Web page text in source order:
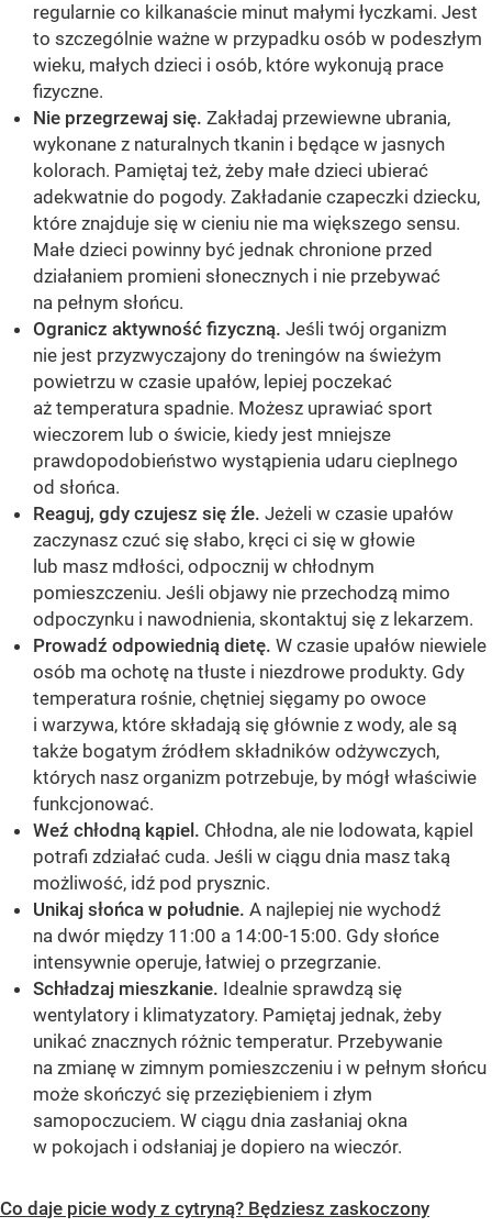
regularnie co kilkanaście minut małymi łyczkami. Jest
to szczególnie ważne w przypadku osób w podeszłym
wieku, małych dzieci i osób, które wykonują prace
fizyczne.
Nie przegrzewaj się. Zakładaj przewiewne ubrania,
wykonane z naturalnych tkanin i będące w jasnych
kolorach. Pamiętaj też, żeby małe dzieci ubierać
adekwatnie do pogody. Zakładanie czapeczki dziecku,
które znajduje się w cieniu nie ma większego sensu.
Małe dzieci powinny być jednak chronione przed
działaniem promieni słonecznych i nie przebywać
na pełnym słońcu.
Ogranicz aktywność fizyczną. Jeśli twój organizm
nie jest przyzwyczajony do treningów na świeżym
powietrzu w czasie upałów, lepiej poczekać
aż temperatura spadnie. Możesz uprawiać sport
wieczorem lub o świcie, kiedy jest mniejsze
prawdopodobieństwo wystąpienia udaru cieplnego
od słońca.
Reaguj, gdy czujesz się źle. Jeżeli w czasie upałów
zaczynasz czuć się słabo, kręci ci się w głowie
lub masz mdłości, odpocznij w chłodnym
pomieszczeniu. Jeśli objawy nie przechodzą mimo
odpoczynku i nawodnienia, skontaktuj się z lekarzem.
Prowadź odpowiednią dietę. W czasie upałów niewiele
osób ma ochotę na tłuste i niezdrowe produkty. Gdy
temperatura rośnie, chętniej sięgamy po owoce
i warzywa, które składają się głównie z wody, ale są
także bogatym źródłem składników odżywczych,
których nasz organizm potrzebuje, by mógł właściwie
funkcjonować.
Weź chłodną kąpiel. Chłodna, ale nie lodowata, kąpiel
potrafi zdziałać cuda. Jeśli w ciągu dnia masz taką
możliwość, idź pod prysznic.
Unikaj słońca w południe. A najlepiej nie wychodź
na dwór między 11:00 a 14:00-15:00. Gdy słońce
intensywnie operuje, łatwiej o przegrzanie.
Schładzaj mieszkanie. Idealnie sprawdzą się
wentylatory i klimatyzatory. Pamiętaj jednak, żeby
unikać znacznych różnic temperatur. Przebywanie
na zmianę w zimnym pomieszczeniu i w pełnym słońcu
może skończyć się przeziębieniem i złym
samopoczuciem. W ciągu dnia zasłaniaj okna
w pokojach i odsłaniaj je dopiero na wieczór.
Co daje picie wody z cytryną? Będziesz zaskoczony